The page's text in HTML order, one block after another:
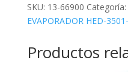
SKU: 13-66900 Categoría:
EVAPORADOR HED-
Productos